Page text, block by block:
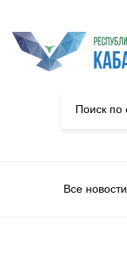
Все новости